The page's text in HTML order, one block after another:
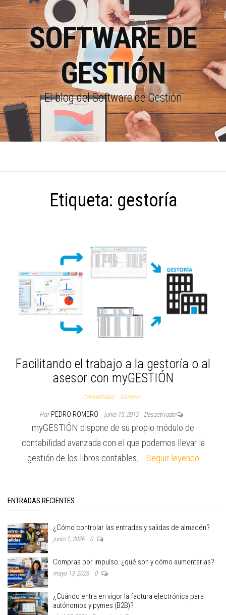
SOFTWARE DE
GESTIÓN
El blog del Software de Gestión
Etiqueta: gestoría
Facilitando el trabajo a la gestoría o al
asesor con myGESTIÓN
Contabilidad General
Por PEDRO ROMERO junio 15, 2015 Desactivado
myGESTIÓN dispone de su propio módulo de
contabilidad avanzada con el que podemos llevar la
gestión de los libros contables,… Seguir leyendo
ENTRADAS RECIENTES
¿Cómo controlar las entradas y salidas de almacén?
junio 1, 2026 0
Compras por impulso: ¿qué son y cómo aumentarlas?
mayo 13, 2026 0
¿Cuándo entra en vigor la factura electrónica para
autónomos y pymes (B2B)?